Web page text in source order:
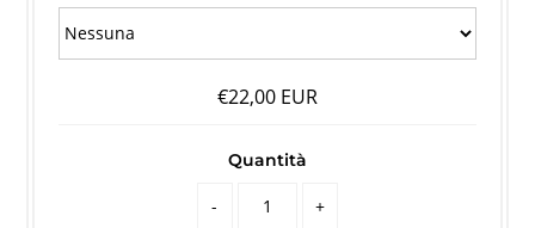
€22,00 EUR
Quantità
- +